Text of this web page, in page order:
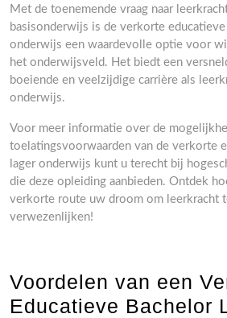
Met de toenemende vraag naar
basisonderwijs is de verkorte
onderwijs een waardevolle optie voor
het onderwijsveld. Het biedt een
boeiende en veelzijdige carrière als
onderwijs.
Voor meer informatie over de
toelatingsvoorwaarden van de verkorte
lager onderwijs kunt u terecht bij
die deze opleiding aanbieden. Ontdek
verkorte route uw droom om leerkracht
verwezenlijken!
Voordelen van een
Educatieve Bachelor